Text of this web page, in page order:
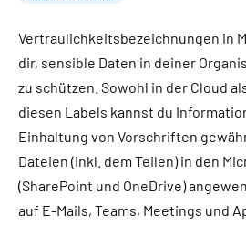
Vertraulichkeitsbezeichnungen in
dir, sensible Daten in deiner
zu schützen. Sowohl in der Cloud
diesen Labels kannst du
Einhaltung von Vorschriften
Dateien (inkl. dem Teilen) in den
(SharePoint und OneDrive)
auf E-Mails, Teams, Meetings und